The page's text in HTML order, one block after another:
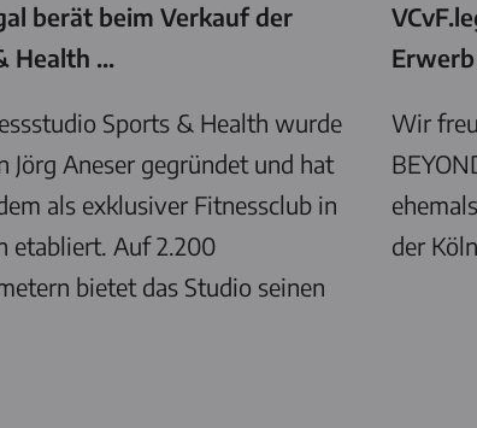
berät beim Verkauf der
Health ...
Sports & Health wurde
Jörg Aneser gegründet und hat
als exklusiver Fitnessclub in
etabliert. Auf 2.200
bietet das Studio seinen
Wir
der